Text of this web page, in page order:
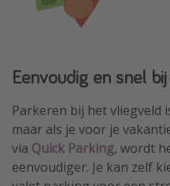
Eenvoudig en snel
Parkeren bij het vliegveld
maar als je voor je
via Quick Parking, wordt
eenvoudiger. Je kan zelf